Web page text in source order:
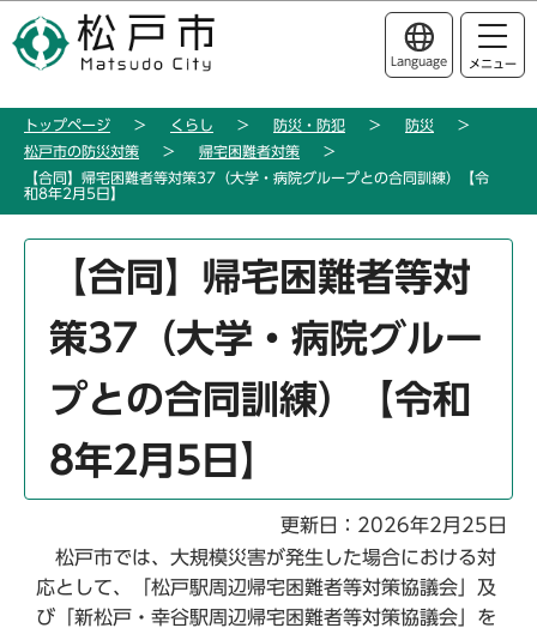
の
ー
このページの本文へ移動
Language メニュー
トップページ くらし 防災・防犯
防災
松戸市の防災対策
帰宅困難者対策
【合同】帰宅困難者等対策37（大学・病院グループとの合同訓練）【令
和8年2月5日】
【合同】帰宅困難者等対
策37（大学・病院グルー
プとの合同訓練）【令和
8年2月5日】
更新日：2026年2月25日
松戸市では、大規模災害が発生した場合における対
応として、「松戸駅周辺帰宅困難者等対策協議会」及
び「新松戸・幸谷駅周辺帰宅困難者等対策協議会」を